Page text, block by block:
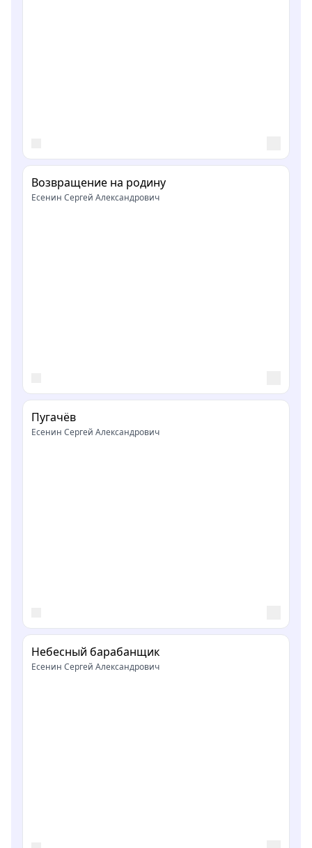
Возвращение на родину
Есенин Сергей Александрович
Пугачёв
Есенин Сергей Александрович
Небесный барабанщик
Есенин Сергей Александрович